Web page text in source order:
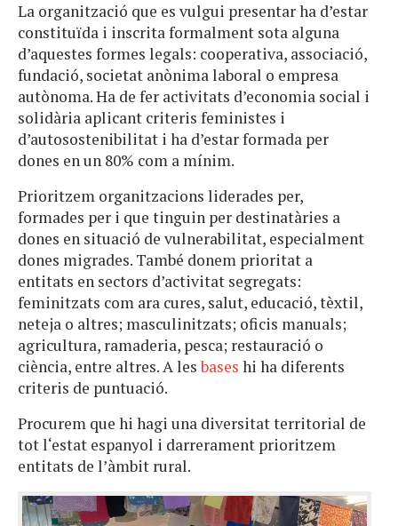
La organització que es vulgui presentar ha d’estar
constituïda i inscrita formalment sota alguna
d’aquestes formes legals: cooperativa, associació,
fundació, societat anònima laboral o empresa
autònoma. Ha de fer activitats d’economia social i
solidària aplicant criteris feministes i
d’autosostenibilitat i ha d’estar formada per
dones en un 80% com a mínim.
Prioritzem organitzacions liderades per,
formades per i que tinguin per destinatàries a
dones en situació de vulnerabilitat, especialment
dones migrades. També donem prioritat a
entitats en sectors d’activitat segregats:
feminitzats com ara cures, salut, educació, tèxtil,
neteja o altres; masculinitzats; oficis manuals;
agricultura, ramaderia, pesca; restauració o
ciència, entre altres. A lesbases hi ha diferents
criteris de puntuació.
Procurem que hi hagi una diversitat territorial de
tot l‘estat espanyol i darrerament prioritzem
entitats de l’àmbit rural.